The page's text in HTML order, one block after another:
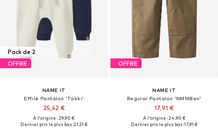
Pack de 2
OFFRE
NAME IT
Effilé Pantalon 'Takki'
25,42 €
À l'origine : 29,90 €
Dernier prix le plus bas :21,51 €
OFFRE
NAME IT
Regular Pantalon 'NMMBen'
17,91 €
À l'origine : 24,90 €
Dernier prix le plus bas :17,91 €